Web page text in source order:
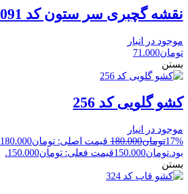
نقشه گچبری سر ستون کد S-1091
موجود در انبار
تومان71.000
بستن
کشو گلویی کد 256
موجود در انبار
17%تومان180.000
قیمت اصلی: تومان180.000
بود.تومان150.000قیمت فعلی: تومان150.000.
بستن